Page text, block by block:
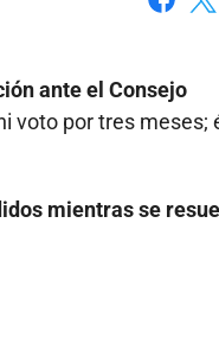
ante el Consejo
voto por tres meses;
mientras se